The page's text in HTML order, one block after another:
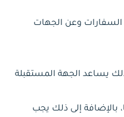
السفارات وعن الجهات
يساعد الجهة المستقبلة
بالإضافة إلى ذلك يجب